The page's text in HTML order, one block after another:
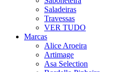
Saladeiras
Travessas
VER TUDO
Marcas
Alice Aroeira
Artimage
Asa Selection